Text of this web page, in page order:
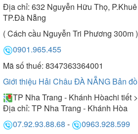
Địa chỉ: 632 Nguyễn Hữu Thọ,
TP.Đà Nẵng
( Cách cầu Nguyễn Tri Phương 300m )
0901.965.455
Mã số thuế: 8347363364001
Giới thiệu Hải Châu ĐÀ NẴNG Bản đồ
TP Nha Trang - Khánh Hòachi tiết
Địa chỉ: TP Nha Trang - Khánh Hòa
07.92.93.88.68 -
0963.928.599